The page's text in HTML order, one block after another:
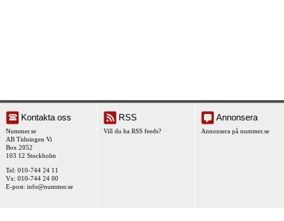
Kontakta oss
Nummer.se
AB Tidningen Vi
Box 2052
103 12 Stockholm
Tel: 010-744 24 11
Vx: 010-744 24 00
E-post: info@nummer.se
RSS
Vill du ha RSS feeds?
Annonsera
Annonsera på nummer.se